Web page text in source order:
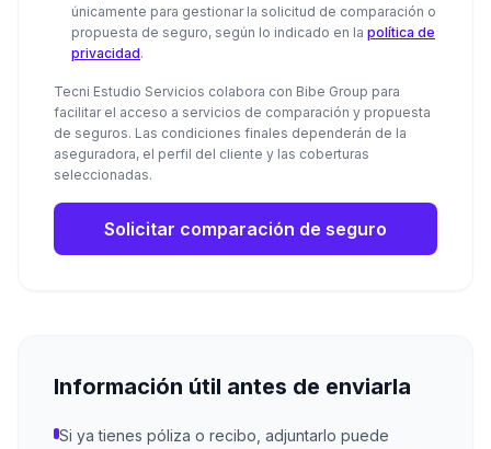
únicamente para gestionar la solicitud de comparación o
propuesta de seguro, según lo indicado en la política de
privacidad.
Tecni Estudio Servicios colabora con Bibe Group para
facilitar el acceso a servicios de comparación y propuesta
de seguros. Las condiciones finales dependerán de la
aseguradora, el perfil del cliente y las coberturas
seleccionadas.
Solicitar comparación de seguro
Información útil antes de enviarla
Si ya tienes póliza o recibo, adjuntarlo puede